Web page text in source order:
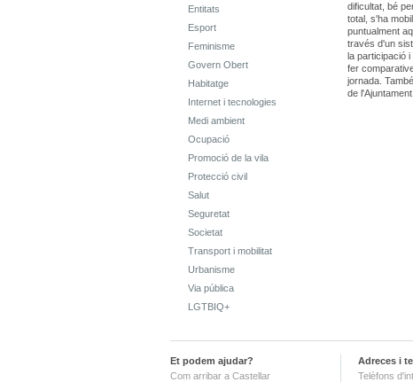
Entitats
Esport
Feminisme
Govern Obert
Habitatge
Internet i tecnologies
Medi ambient
Ocupació
Promoció de la vila
Protecció civil
Salut
Seguretat
Societat
Transport i mobilitat
Urbanisme
Via pública
LGTBIQ+
dificultat, bé
total, s'ha
puntualment
través d'un
la participació
fer
jornada.
de
Et podem ajudar?
Com arribar a Castellar
Adreces i
Telèfons